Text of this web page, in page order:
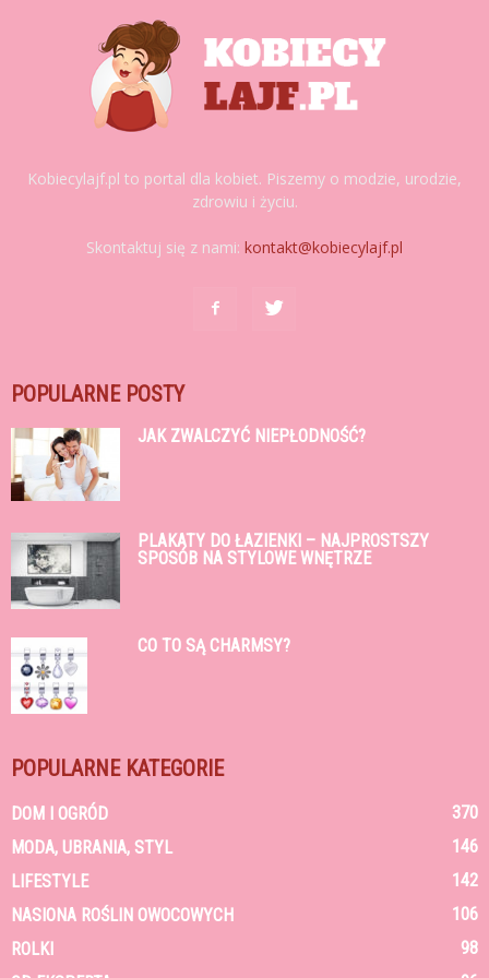
Kobiecylajf.pl to portal dla kobiet. Piszemy o modzie, urodzie,
zdrowiu i życiu.
Skontaktuj się z nami: kontakt@kobiecylajf.pl
POPULARNE POSTY
JAK ZWALCZYĆ NIEPŁODNOŚĆ?
PLAKATY DO ŁAZIENKI – NAJPROSTSZY
SPOSÓB NA STYLOWE WNĘTRZE
CO TO SĄ CHARMSY?
POPULARNE KATEGORIE
DOM I OGRÓD
370
MODA, UBRANIA, STYL
146
LIFESTYLE
142
NASIONA ROŚLIN OWOCOWYCH
106
ROLKI
98